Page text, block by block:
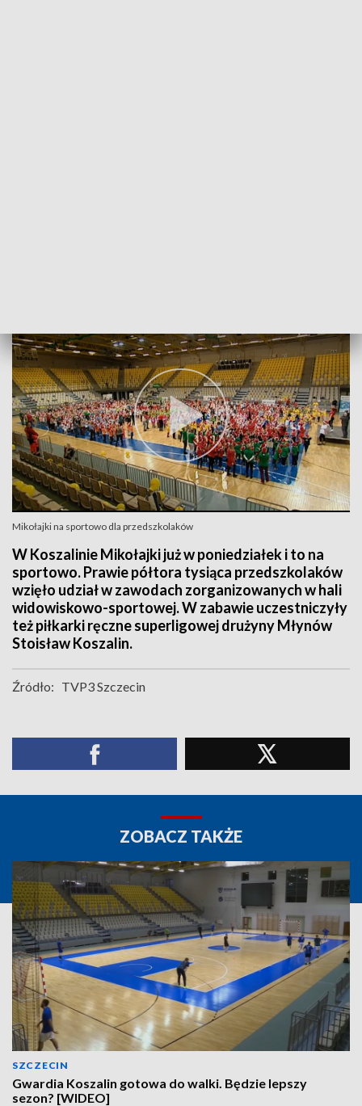
Mikołajki na sportowo dla przedszkolaków
W Koszalinie Mikołajki już w poniedziałek i to na
sportowo. Prawie półtora tysiąca przedszkolaków
wzięło udział w zawodach zorganizowanych w hali
widowiskowo-sportowej. W zabawie uczestniczyły
też piłkarki ręczne superligowej drużyny Młynów
Stoisław Koszalin.
Źródło: TVP3 Szczecin
ZOBACZ TAKŻE
SZCZECIN
Gwardia Koszalin gotowa do walki. Będzie lepszy
sezon? [WIDEO]